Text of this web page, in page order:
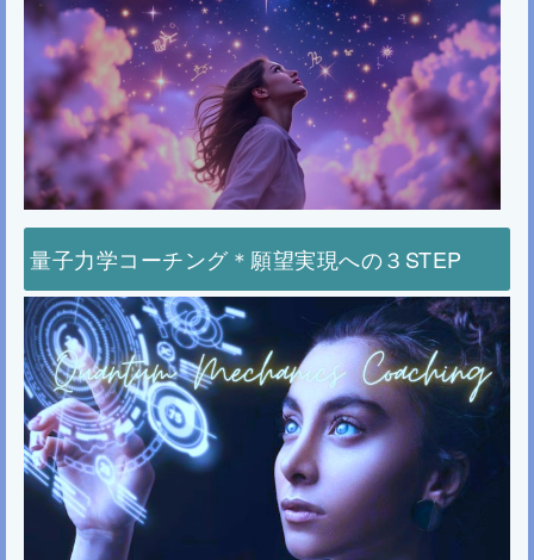
量子力学コーチング＊願望実現への３STEP